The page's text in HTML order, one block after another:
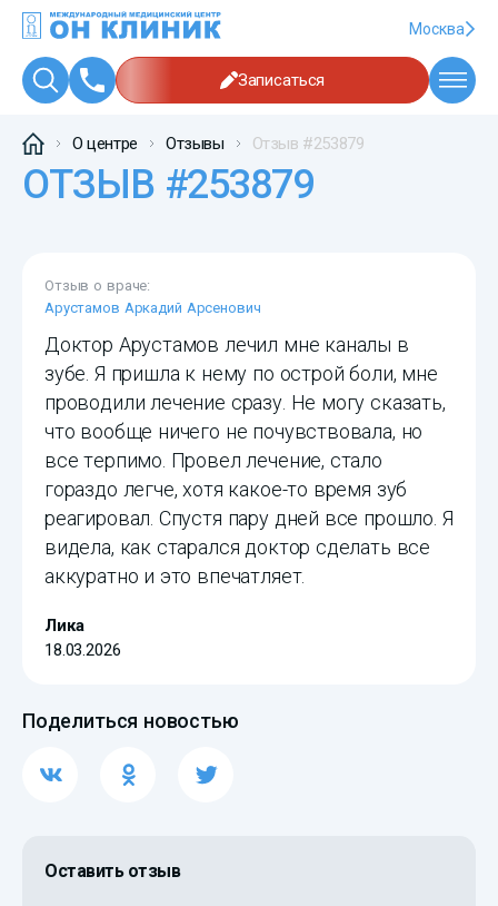
Москва
Записаться
О центре Отзывы Отзыв #253879
ОТЗЫВ #253879
Отзыв о враче:
Арустамов Аркадий Арсенович
Доктор Арустамов лечил мне каналы в
зубе. Я пришла к нему по острой боли, мне
проводили лечение сразу. Не могу сказать,
что вообще ничего не почувствовала, но
все терпимо. Провел лечение, стало
гораздо легче, хотя какое-то время зуб
реагировал. Спустя пару дней все прошло. Я
видела, как старался доктор сделать все
аккуратно и это впечатляет.
Лика
18.03.2026
Поделиться новостью
Оставить отзыв